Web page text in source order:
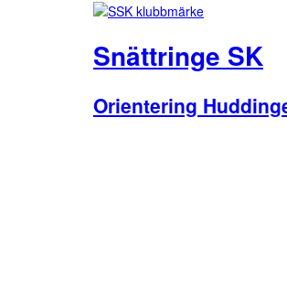
Snättringe SK
Orientering